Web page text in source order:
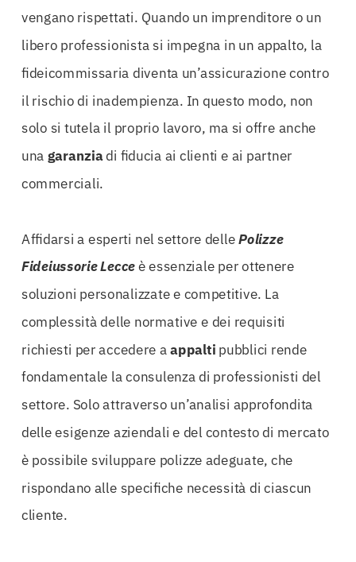
vengano rispettati. Quando un imprenditore o un
libero professionista si impegna in un appalto, la
fideicommissaria diventa un’assicurazione contro
il rischio di inadempienza. In questo modo, non
solo si tutela il proprio lavoro, ma si offre anche
una garanziadi fiducia ai clienti e ai partner
commerciali.
Affidarsi a esperti nel settore dellePolizze
Fideiussorie Lecceè essenziale per ottenere
soluzioni personalizzate e competitive. La
complessità delle normative e dei requisiti
richiesti per accedere aappalti pubblici rende
fondamentale la consulenza di professionisti del
settore. Solo attraverso un’analisi approfondita
delle esigenze aziendali e del contesto di mercato
è possibile sviluppare polizze adeguate, che
rispondano alle specifiche necessità di ciascun
cliente.